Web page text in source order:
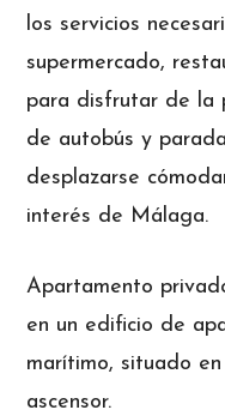
los servicios
supermercado,
para disfrutar de la
de autobús y
desplazarse
interés de Málaga.
Apartamento
en un edificio de
marítimo, situado
ascensor.